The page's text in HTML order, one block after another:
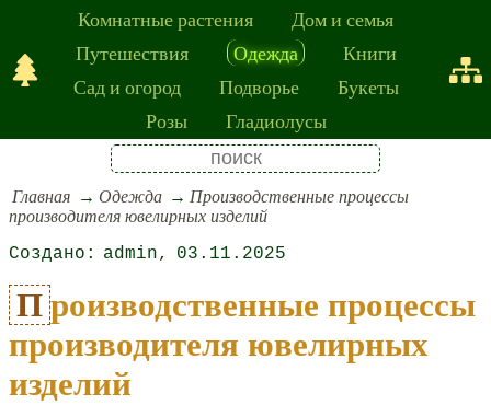
Комнатные растения
Дом и семья
Путешествия
Одежда
Книги
Сад и огород
Подворье
Букеты
Розы
Гладиолусы
Главная Одежда
Производственные процессы
производителя ювелирных изделий
admin 03.11.2025
Производственные процессы
производителя ювелирных
изделий